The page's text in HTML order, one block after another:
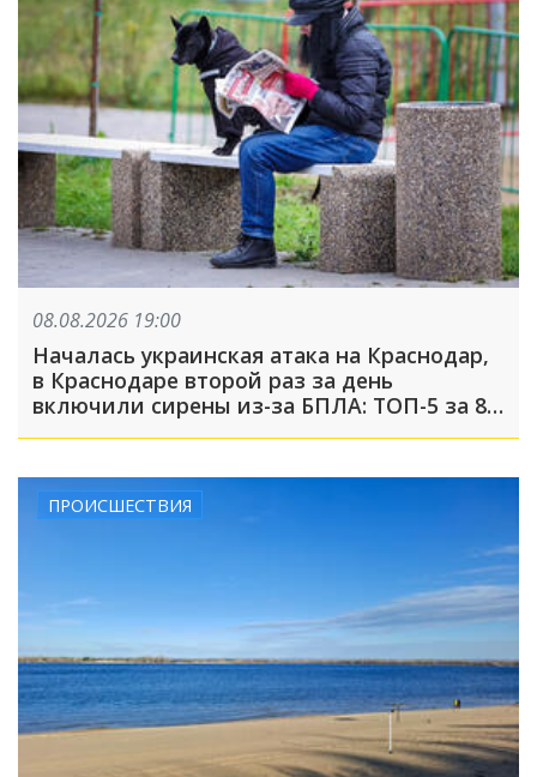
08.08.2026 19:00
Началась украинская атака на Краснодар,
в Краснодаре второй раз за день
включили сирены из-за БПЛА: ТОП-5 за 8
ПРОИСШЕСТВИЯ